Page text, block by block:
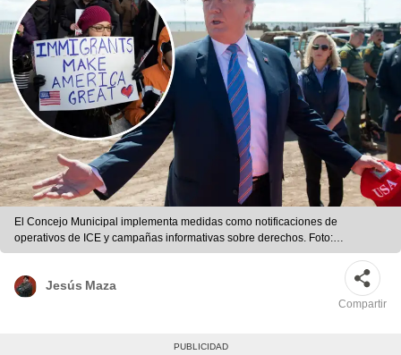
El Concejo Municipal implementa medidas como notificaciones de
operativos de ICE y campañas informativas sobre derechos. Foto:
composición LR/AFP/EFE
Jesús Maza
Compartir